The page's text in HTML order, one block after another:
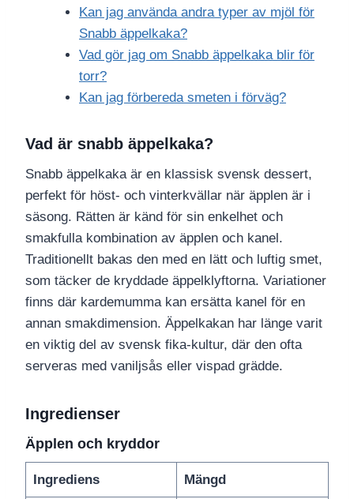
Kan jag använda andra typer av mjöl för
Snabb äppelkaka?
Vad gör jag om Snabb äppelkaka blir för
torr?
Kan jag förbereda smeten i förväg?
Vad är snabb äppelkaka?
Snabb äppelkaka är en klassisk svensk dessert,
perfekt för höst- och vinterkvällar när äpplen är i
säsong. Rätten är känd för sin enkelhet och
smakfulla kombination av äpplen och kanel.
Traditionellt bakas den med en lätt och luftig smet,
som täcker de kryddade äppelklyftorna. Variationer
finns där kardemumma kan ersätta kanel för en
annan smakdimension. Äppelkakan har länge varit
en viktig del av svensk fika-kultur, där den ofta
serveras med vaniljsås eller vispad grädde.
Ingredienser
Äpplen och kryddor
Ingrediens Mängd